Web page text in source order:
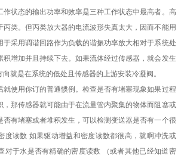
作状态的输出功率和效率是三种工作状态中最高者。高
丙类。但丙类放大器的电流波形失真太大，因而不能用
于采用调谐回路作为负载的谐振功率放大相对于系统处
积增加并且持续下去。如果流体经过传感器，就会发生
就是在系统的低处且传感器的上游安装冷凝阀。
就使用你订的普通惯例。检查是否有堵塞现象如果过程
，那传感器就可能由于在流量管内聚集的物体而阻塞或
否有堵塞或者堆积发生，可以检测变送器是否有一个很
度读数 如果驱动增益和密度读数都很高，就啊冲洗或
对于水是否有精确的密度读数 （或者其他已经知道密